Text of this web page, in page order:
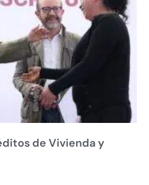
de Vivienda y